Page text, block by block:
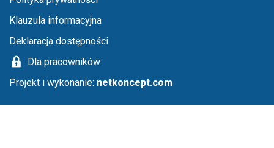
Klauzula informacyjna
Deklaracja dostępności
Dla pracowników
Projekt i wykonanie: netkoncept.com